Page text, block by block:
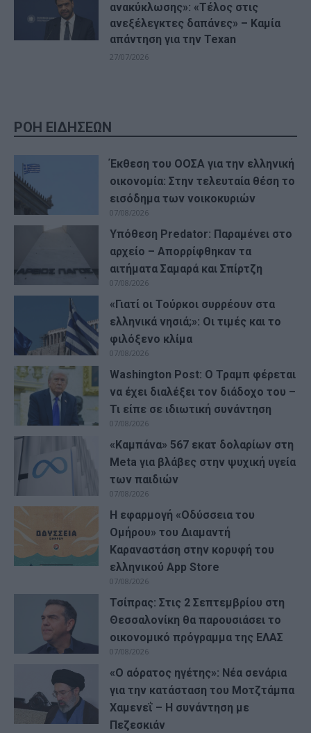
ανακύκλωσης»: «Τέλος στις
ανεξέλεγκτες δαπάνες» – Καμία
απάντηση για την Texan
27/07/2026
ΡΟΗ ΕΙΔΗΣΕΩΝ
Έκθεση του ΟΟΣΑ για την ελληνική
οικονομία: Στην τελευταία θέση το
εισόδημα των νοικοκυριών
07/08/2026
Υπόθεση Predator: Παραμένει στο
αρχείο – Απορρίφθηκαν τα
αιτήματα Σαμαρά και Σπίρτζη
07/08/2026
«Γιατί οι Τούρκοι συρρέουν στα
ελληνικά νησιά;»: Οι τιμές και το
φιλόξενο κλίμα
07/08/2026
Washington Post: Ο Τραμπ φέρεται
να έχει διαλέξει τον διάδοχο του –
Τι είπε σε ιδιωτική συνάντηση
07/08/2026
«Καμπάνα» 567 εκατ δολαρίων στη
Meta για βλάβες στην ψυχική υγεία
των παιδιών
07/08/2026
Η εφαρμογή «Οδύσσεια του
Ομήρου» του Διαμαντή
Καραναστάση στην κορυφή του
ελληνικού App Store
07/08/2026
Τσίπρας: Στις 2 Σεπτεμβρίου στη
Θεσσαλονίκη θα παρουσιάσει το
οικονομικό πρόγραμμα της ΕΛΑΣ
07/08/2026
«Ο αόρατος ηγέτης»: Νέα σενάρια
για την κατάσταση του Μοτζτάμπα
Χαμενεΐ – Η συνάντηση με
Πεζεσκιάν